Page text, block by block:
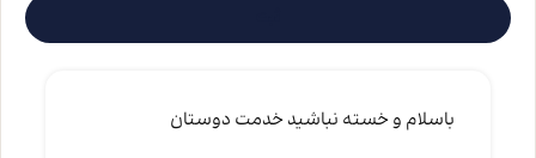
باسلام و خسته نباشید خدمت دوستان